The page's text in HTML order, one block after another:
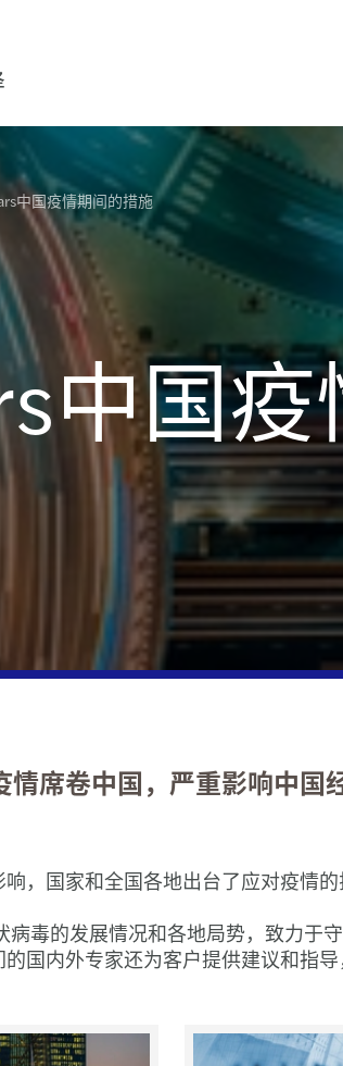
消费市场
能源，基础
金融服务
医疗保健与
制造业
私募股权
公共和社会领
房地产业
技术，媒体
供全方位的专业服务，
询服务。
审计/鉴证
财务咨询服务
法律
外包
可持续性
金融服务
税务服务
海外营商服务
私人客户服务
：新闻资料，新闻稿，
，指南，活动等。
集团报告
最新消息
Media
全球贸易洞见
高管晴雨表
活动
我们的出版物
Let’s talk ：
聚焦COVID-
的介绍、富睿玛泽的团
关于富睿玛泽
多元化、公
我们的管理团
我们的价值观
Geographic
创新
我们的品牌形
企业社会责任
质量管理与合
我们的办公室或者给我
本地办公室
我们的团队
中国法定假期
欢迎进入富睿
中国
中国疫情期间的措施
席卷中国，严重影响中国
，国家和全国各地出台了应对疫情
病毒的发展情况和各地局势，致力
国内外专家还为客户提供建议和指